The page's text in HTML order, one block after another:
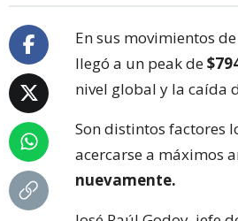
En sus movimientos
llegó a un peak de
nivel global y la caída
Son distintos factores
acercarse a máximos
nuevamente.